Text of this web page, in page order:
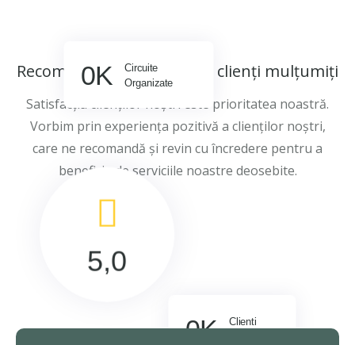
Recomandat și apreciat de clienți mulțumiți
Satisfacția clienților noștri este prioritatea noastră.
Vorbim prin experiența pozitivă a clienților noștri,
care ne recomandă și revin cu încredere pentru a
beneficia de serviciile noastre deosebite.
5,0
0K
Clienti
0K
Circuite
Organizate